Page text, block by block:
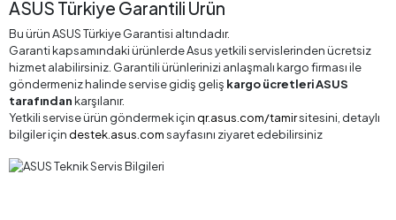
ASUS Türkiye Garantili Ürün
Bu ürün ASUS Türkiye Garantisi altındadır.
Garanti kapsamındaki ürünlerde Asus yetkili servislerinden ücretsiz
hizmet alabilirsiniz. Garantili ürünlerinizi anlaşmalı kargo firması ile
göndermeniz halinde servise gidiş geliş kargo ücretleri ASUS
tarafındankarşılanır.
Yetkili servise ürün göndermek için qr.asus.com/tamirsitesini, detaylı
bilgiler için destek.asus.comsayfasını ziyaret edebilirsiniz